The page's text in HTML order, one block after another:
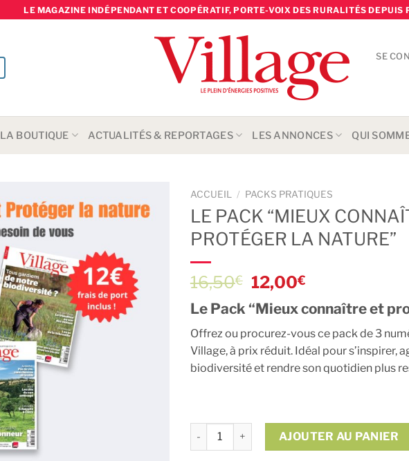
LE MAGAZINE INDÉPENDANT ET COOPÉRATIF, PORTE-VOIX DES RURALITÉS DEPUIS
SE
LA BOUTIQUE ACTUALITÉS & REPORTAGES LES ANNONCES QUI
ACCUEIL / PACKS PRATIQUES
LE PACK “MIEUX
PROTÉGER LA NATURE”
16,50€
Le
prix
initial
était :
16,50€.
12,00€
actuel
est :
12,00€.
Le Pack “Mieux connaître et
Offrez ou procurez-vous ce pack de 3
Village, à prix réduit. Idéal pour s’inspirer,
biodiversité et rendre son quotidien plus
quantité de Le Pack “Mieux connaître et
AJOUTER AU PANIER